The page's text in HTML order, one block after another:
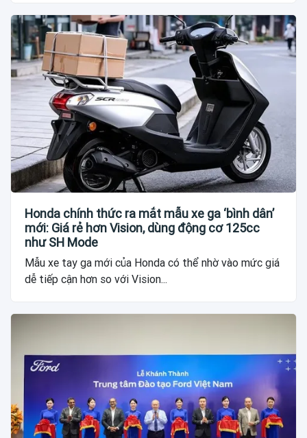
Honda chính thức ra mắt mẫu xe ga ‘bình dân’
mới: Giá rẻ hơn Vision, dùng động cơ 125cc
như SH Mode
Mẫu xe tay ga mới của Honda có thể nhờ vào mức giá
dễ tiếp cận hơn so với Vision...